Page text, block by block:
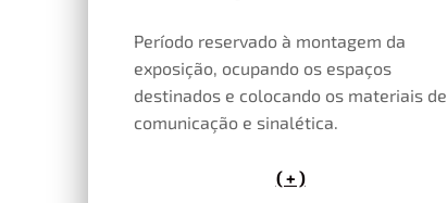
Período reservado à montagem da
exposição, ocupando os espaços
destinados e colocando os materiais de
comunicação e sinalética.
( + )